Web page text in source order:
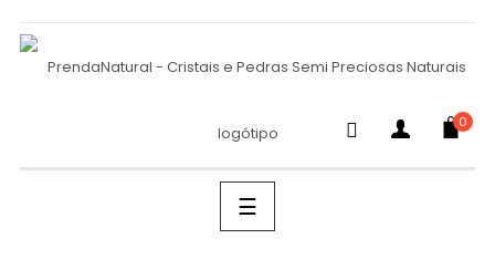
0
Toggle
navigation
☰